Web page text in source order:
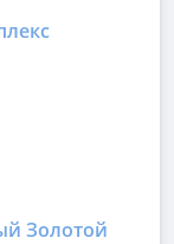
Золотой